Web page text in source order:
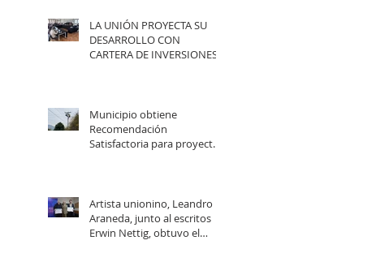
LA UNIÓN PROYECTA SU
DESARROLLO CON
CARTERA DE INVERSIONES
Municipio obtiene
Recomendación
Satisfactoria para proyecto
la comuna.
Artista unionino, Leandro
Araneda, junto al escritos
Erwin Nettig, obtuvo el